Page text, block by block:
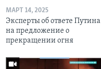
МАРТ 14, 2025
Эксперты об ответе Путина
на предложение о
прекращении огня